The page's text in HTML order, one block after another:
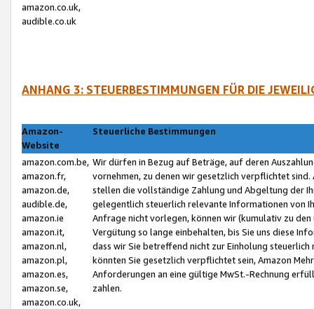
amazon.co.uk,
audible.co.uk
ANHANG 3: STEUERBESTIMMUNGEN FÜR DIE
Amazon-
Website
Steuerliche Bestimmungen
amazon.com.be,
amazon.fr,
amazon.de,
audible.de,
amazon.ie
amazon.it,
amazon.nl,
amazon.pl,
amazon.es,
amazon.se,
amazon.co.uk,
Wir dürfen in Bezug auf Beträge, auf deren
vornehmen, zu denen wir gesetzlich verpflichtet
stellen die vollständige Zahlung und Abgeltung der
gelegentlich steuerlich relevante Informationen von
Anfrage nicht vorlegen, können wir (kumulativ zu
Vergütung so lange einbehalten, bis Sie uns diese
dass wir Sie betreffend nicht zur Einholung
könnten Sie gesetzlich verpflichtet sein, Amazon
Anforderungen an eine gültige MwSt.-Rechnung
zahlen.